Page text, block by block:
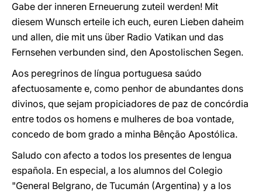
Gabe der inneren Erneuerung zuteil werden! Mit
diesem Wunsch erteile ich euch, euren Lieben daheim
und allen, die mit uns über Radio Vatikan und das
Fernsehen verbunden sind, den Apostolischen Segen.
Aos peregrinos de língua portuguesa saúdo
afectuosamente e, como penhor de abundantes dons
divinos, que sejam propiciadores de paz de concórdia
entre todos os homens e mulheres de boa vontade,
concedo de bom grado a minha Bênção Apostólica.
Saludo con afecto a todos los presentes de lengua
española. En especial, a los alumnos del Colegio
"General Belgrano, de Tucumán (Argentina) y a los